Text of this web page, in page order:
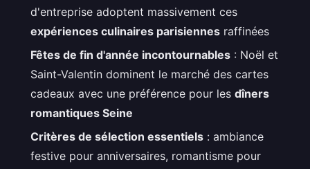
d'entreprise adoptent massivement ces
expériences culinaires parisiennes raffinées
Fêtes de fin d'année incontournables : Noël et
Saint-Valentin dominent le marché des cartes
cadeaux avec une préférence pour les dîners
romantiques Seine
Critères de sélection essentiels : ambiance
festive pour anniversaires, romantisme pour